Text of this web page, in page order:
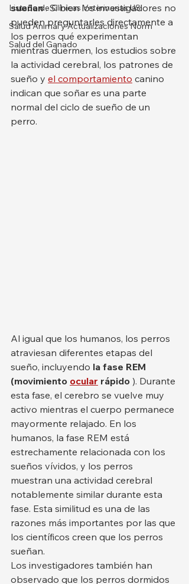
Listado de Clínicas Veterinarias US
Salud Animal y Actualizaciones Norm
Salud del Ganado
sueñan . Si bien los investigadores no
pueden preguntarles directamente a
los perros qué experimentan
mientras duermen, los estudios sobre
la actividad cerebral, los patrones de
sueño y el comportamiento canino
indican que soñar es una parte
normal del ciclo de sueño de un
perro.
Al igual que los humanos, los perros
atraviesan diferentes etapas del
sueño, incluyendo la fase REM
(movimiento ocular rápido ). Durante
esta fase, el cerebro se vuelve muy
activo mientras el cuerpo permanece
mayormente relajado. En los
humanos, la fase REM está
estrechamente relacionada con los
sueños vívidos, y los perros
muestran una actividad cerebral
notablemente similar durante esta
fase. Esta similitud es una de las
razones más importantes por las que
los científicos creen que los perros
sueñan.
Los investigadores también han
observado que los perros dormidos